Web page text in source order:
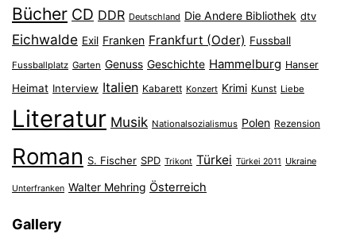
Bücher CD DDR Deutschland Die Andere Bibliothek dtv
Eichwalde Exil Franken Frankfurt (Oder) Fussball
Fussballplatz Garten Genuss Geschichte Hammelburg Hanser
Heimat Interview Italien Kabarett Konzert Krimi Kunst Liebe
Literatur Musik Nationalsozialismus Polen Rezension
Roman S. Fischer SPD Trikont Türkei Türkei 2011 Ukraine
Unterfranken Walter Mehring Österreich
Gallery